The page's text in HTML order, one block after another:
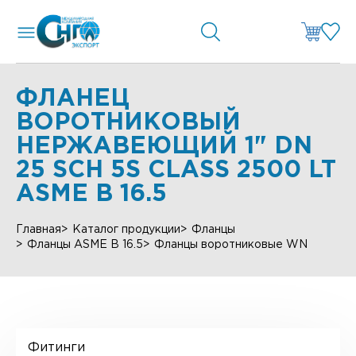
ФЛАНЕЦ
ВОРОТНИКОВЫЙ
НЕРЖАВЕЮЩИЙ 1" DN
25 SCH 5S CLASS 2500 LT
ASME B 16.5
Главная Каталог продукции
Фланцы
Фланцы ASME B 16.5
Фланцы воротниковые WN
Фитинги